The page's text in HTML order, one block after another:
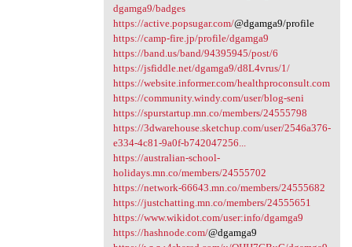
dgamga9/badges
https://active.popsugar.com/@dgamga9/profile
https://camp-fire.jp/profile/dgamga9
https://band.us/band/94395945/post/6
https://jsfiddle.net/dgamga9/d8L4vrus/1/
https://website.informer.com/healthproconsult.com
https://community.windy.com/user/blog-seni
https://spurstartup.mn.co/members/24555798
https://3dwarehouse.sketchup.com/user/2546a376-
e334-4c81-9a0f-b742047256...
https://australian-school-
holidays.mn.co/members/24555702
https://network-66643.mn.co/members/24555682
https://justchatting.mn.co/members/24555651
https://www.wikidot.com/user:info/dgamga9
https://hashnode.com/@dgamga9